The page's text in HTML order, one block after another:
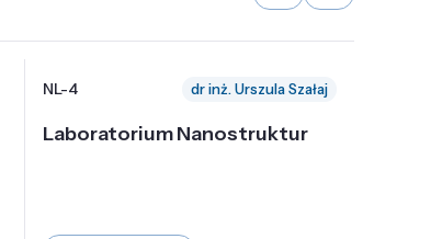
NL-4 dr inż. Urszula Szałaj
Laboratorium Nanostruktur